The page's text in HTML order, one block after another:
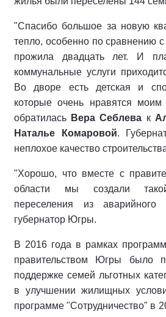
"Спасибо большое за новую
тепло, особенно по сравнению
прожила двадцать лет. И
коммунальные услуги
Во дворе есть детская и
которые очень нравятся
обратилась Вера Себлева к
Наталье Комаровой.
неплохое качество
"Хорошо, что вместе с
области мы создали
переселения из
губернатор Югры.
В 2016 года в рамках
правительством Югры было
поддержке семей льготных
в улучшении жилищных
программе "Сотрудничество" в